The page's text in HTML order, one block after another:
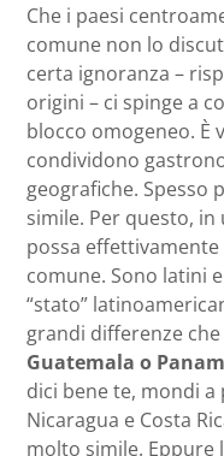
Che i paesi
comune non lo
certa ignoranza –
origini – ci spinge a
blocco omogeneo. È
condividono
geografiche. Spesso
simile. Per questo,
possa effettivamente
comune. Sono latini
“stato”
grandi differenze
Guatemala o
dici bene te, mondi
Nicaragua e Costa
molto simile. Eppure